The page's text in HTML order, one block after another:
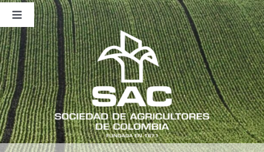
Saltar
contenido
Toggle
Navigation
Nosotros
Publicaciones
Sala de Prensa
Eventos